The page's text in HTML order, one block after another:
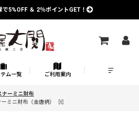
で5%OFF ＆ 2％ポイントGET！
テム一覧 ご利用案内
ナーミニ財布
ミニ財布（金唐柄）［t］